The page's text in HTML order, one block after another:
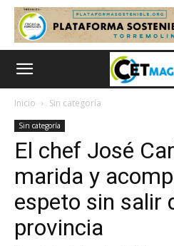
Inicio Sin categoría
Sin categoría
El chef José
marida y
espeto sin salir
provincia